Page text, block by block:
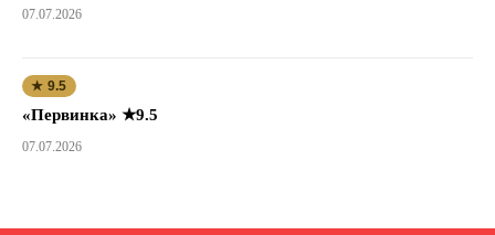
07.07.2026
★ 9.5
«Первинка» ★9.5
07.07.2026